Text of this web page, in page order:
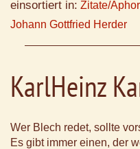
einsortiert in: Zitate/
Johann Gottfried Herder
KarlHeinz
Wer Blech redet, sollte
Es gibt immer einen, der